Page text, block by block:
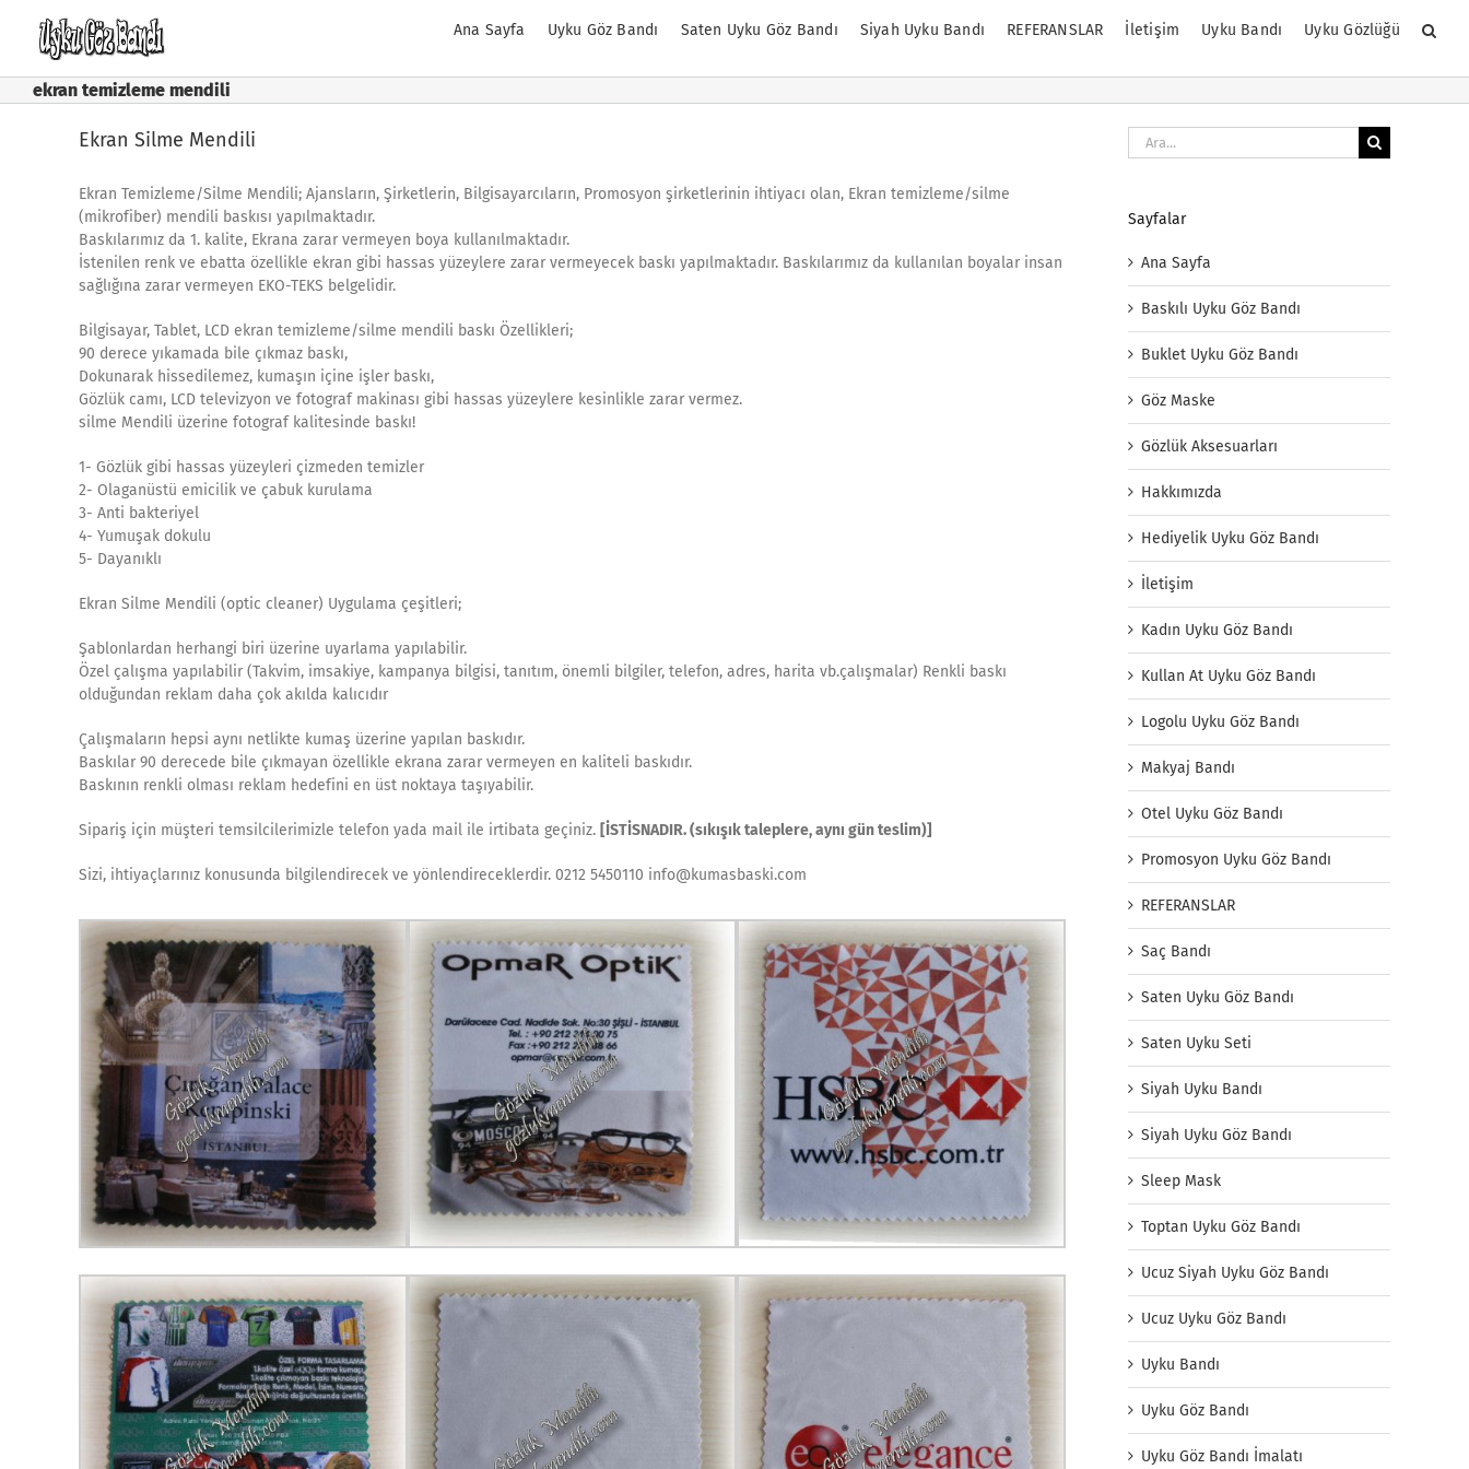
content
Ana Sayfa Uyku Göz Bandı Saten Uyku Göz Bandı Siyah Uyku Bandı REFERANSLAR İletişim Uyku Bandı Uyku Gözlüğü
ekran temizleme mendili
Ekran Silme Mendili
Ekran Temizleme/Silme Mendili; Ajansların, Şirketlerin, Bilgisayarcıların, Promosyon şirketlerinin ihtiyacı olan, Ekran temizleme/silme
(mikrofiber) mendili baskısı yapılmaktadır.
Baskılarımız da 1. kalite, Ekrana zarar vermeyen boya kullanılmaktadır.
İstenilen renk ve ebatta özellikle ekran gibi hassas yüzeylere zarar vermeyecek baskı yapılmaktadır. Baskılarımız da kullanılan boyalar insan
sağlığına zarar vermeyen EKO-TEKS belgelidir.
Bilgisayar, Tablet, LCD ekran temizleme/silme mendili baskı Özellikleri;
90 derece yıkamada bile çıkmaz baskı,
Dokunarak hissedilemez, kumaşın içine işler baskı,
Gözlük camı, LCD televizyon ve fotograf makinası gibi hassas yüzeylere kesinlikle zarar vermez.
silme Mendili üzerine fotograf kalitesinde baskı!
1- Gözlük gibi hassas yüzeyleri çizmeden temizler
2- Olaganüstü emicilik ve çabuk kurulama
3- Anti bakteriyel
4- Yumuşak dokulu
5- Dayanıklı
Ekran Silme Mendili (optic cleaner) Uygulama çeşitleri;
Şablonlardan herhangi biri üzerine uyarlama yapılabilir.
Özel çalışma yapılabilir (Takvim, imsakiye, kampanya bilgisi, tanıtım, önemli bilgiler, telefon, adres, harita vb.çalışmalar) Renkli baskı
olduğundan reklam daha çok akılda kalıcıdır
Çalışmaların hepsi aynı netlikte kumaş üzerine yapılan baskıdır.
Baskılar 90 derecede bile çıkmayan özellikle ekrana zarar vermeyen en kaliteli baskıdır.
Baskının renkli olması reklam hedefini en üst noktaya taşıyabilir.
Sipariş için müşteri temsilcilerimizle telefon yada mail ile irtibata geçiniz. [İSTİSNADIR. (sıkışık taleplere, aynı gün teslim)]
Sizi, ihtiyaçlarınız konusunda bilgilendirecek ve yönlendireceklerdir. 0212 5450110 info@kumasbaski.com
Ara:
Sayfalar
Ana Sayfa
Baskılı Uyku Göz Bandı
Buklet Uyku Göz Bandı
Göz Maske
Gözlük Aksesuarları
Hakkımızda
Hediyelik Uyku Göz Bandı
İletişim
Kadın Uyku Göz Bandı
Kullan At Uyku Göz Bandı
Logolu Uyku Göz Bandı
Makyaj Bandı
Otel Uyku Göz Bandı
Promosyon Uyku Göz Bandı
REFERANSLAR
Saç Bandı
Saten Uyku Göz Bandı
Saten Uyku Seti
Siyah Uyku Bandı
Siyah Uyku Göz Bandı
Sleep Mask
Toptan Uyku Göz Bandı
Ucuz Siyah Uyku Göz Bandı
Ucuz Uyku Göz Bandı
Uyku Bandı
Uyku Göz Bandı
Uyku Göz Bandı İmalatı